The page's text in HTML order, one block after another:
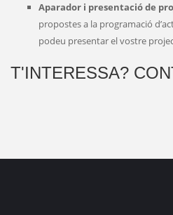
Aparador i presentació de
propostes a la programació
podeu presentar el vostre
T'INTERESSA?